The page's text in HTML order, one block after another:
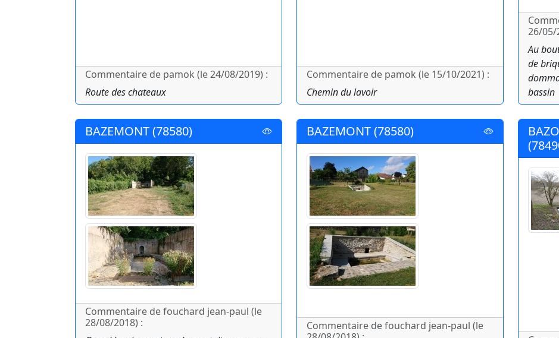
Commentaire de pamok (le 24/08/2019) :
Route des chateaux
Commentaire de pamok (le 15/10/2021) :
Chemin du lavoir
26/05/
Au
de
bassin
BAZEMONT (78580)
Commentaire de fouchard jean-paul (le
28/08/2018) :
BAZEMONT (78580)
Commentaire de fouchard jean-paul (le